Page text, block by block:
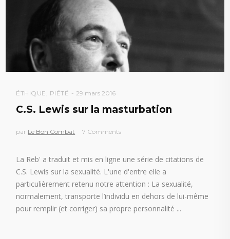
ÉTHIQUE , PIÉTÉ 29 mars 2016
C.S. Lewis sur la masturbation
par Le Bon Combat 7 Comments
La Reb' a traduit et mis en ligne une série de citations de
C.S. Lewis sur la sexualité. L'une d'entre elle a
particulièrement retenu notre attention : La sexualité,
normalement, transporte l’individu en dehors de lui-même
pour remplir (et corriger) sa propre personnalité